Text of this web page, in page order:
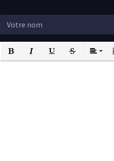
Bold Italic UnderlineStrikethrough
Align